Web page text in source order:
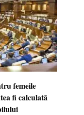
femeile
fi calculată